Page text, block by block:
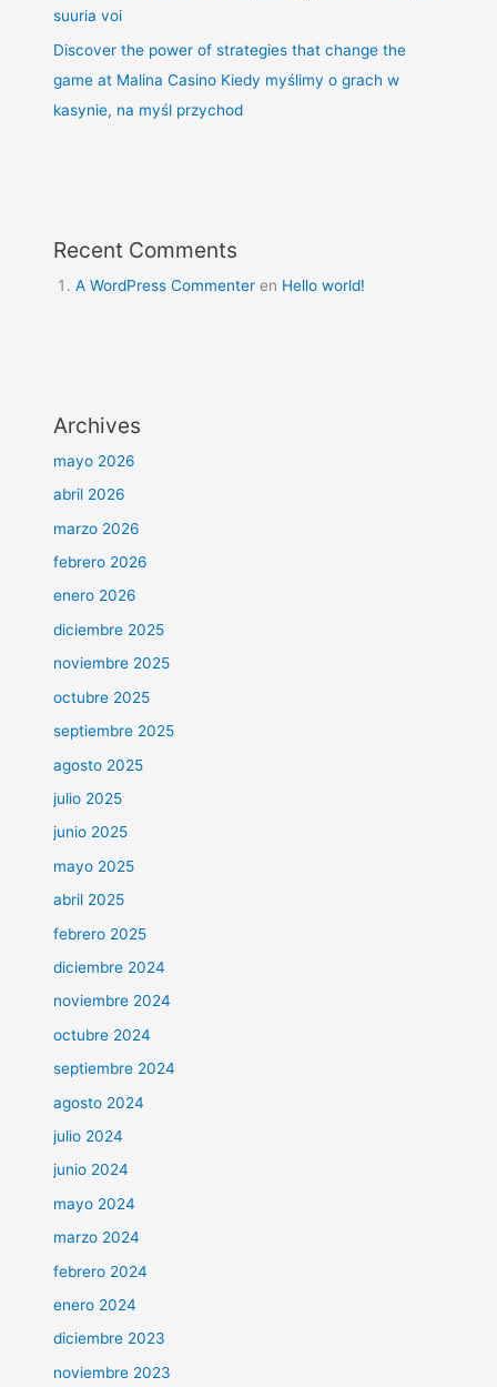
suuria voi
Discover the power of strategies that change the
game at Malina Casino Kiedy myślimy o grach w
kasynie, na myśl przychod
Recent Comments
A WordPress Commenter en Hello world!
Archives
mayo 2026
abril 2026
marzo 2026
febrero 2026
enero 2026
diciembre 2025
noviembre 2025
octubre 2025
septiembre 2025
agosto 2025
julio 2025
junio 2025
mayo 2025
abril 2025
febrero 2025
diciembre 2024
noviembre 2024
octubre 2024
septiembre 2024
agosto 2024
julio 2024
junio 2024
mayo 2024
marzo 2024
febrero 2024
enero 2024
diciembre 2023
noviembre 2023